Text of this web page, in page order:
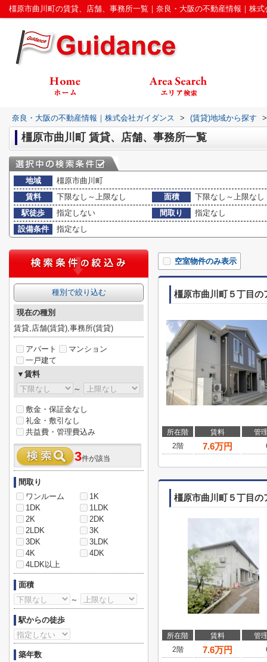
橿原市曲川町の賃貸、店舗、事務所一覧｜奈良・大阪の不動産情報｜株
奈良・大阪の不動産情報｜株式会社ガイダンス > (賃貸)地域から探す >
橿原市曲川町 賃貸、店舗、事務所一覧
地域
橿原市曲川町
賃料
下限なし～上限なし 面積
下限なし～上限なし
駅徒歩
指定しない 間取り
指定なし
設備条件
指定なし
空室物件のみ表示
橿原市曲川町５丁目の
所在階 賃料
管
2階
7.6万円
橿原市曲川町５丁目の
所在階 賃料
管
2階
7.6万円
種別で絞り込む
現在の種別
賃貸,店舗(賃貸),事務所(賃貸)
アパート
マンション
一戸建て
▼賃料
～
敷金・保証金なし
礼金・敷引なし
共益費・管理費込み
3件が該当
間取り
ワンルーム
1K
1DK
1LDK
2K
2DK
2LDK
3K
3DK
3LDK
4K
4DK
4LDK以上
面積
～
駅からの徒歩
築年数